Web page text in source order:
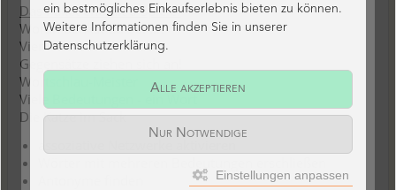
Das Paket enthält 6 Spiele:
Woran denkst du bei ...?
Vier Nomen - ein Verb
Gegensätze ziehen sich an!
Wortschlau-Meister
Viele Bedeutungen - ein Wort
Die Katze im Sack
ein bestmögliches Einkaufserlebnis bieten zu können.
Weitere Informationen finden Sie in unserer
Datenschutzerklärung.
Alle akzeptieren
Nur Notwendige
Einstellungen anpassen